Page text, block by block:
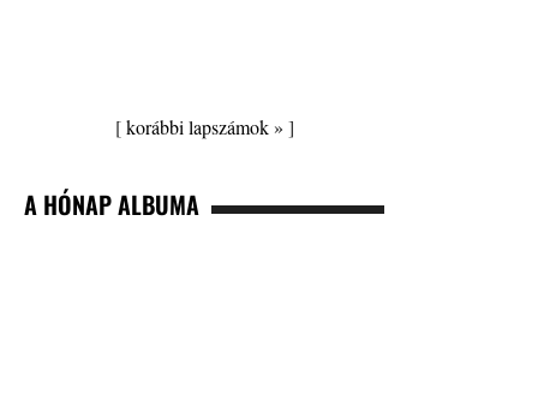
[korábbi lapszámok » ]
A HÓNAP ALBUMA